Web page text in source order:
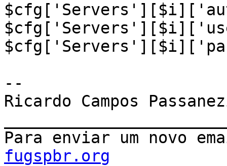
--
Ricardo Campos
Para enviar um novo
fugspbr.org